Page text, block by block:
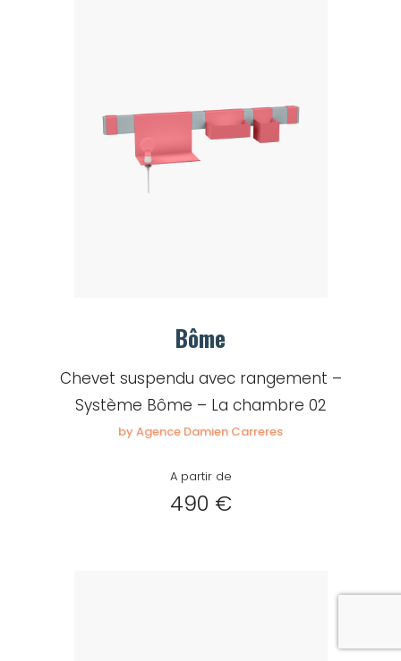
Bôme
Chevet suspendu avec rangement –
Système Bôme – La chambre 02
by Agence Damien Carreres
A partir de
490 €